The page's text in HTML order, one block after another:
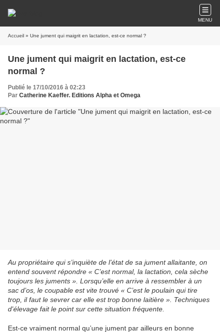
MENU
Accueil » Une jument qui maigrit en lactation, est-ce normal ?
Une jument qui maigrit en lactation, est-ce
normal ?
Publié le 17/10/2016 à 02:23
Par Catherine Kaeffer. Editions Alpha et Omega
Au propriétaire qui s’inquiète de l’état de sa jument allaitante, on
entend souvent répondre « C’est normal, la lactation, cela sèche
toujours les juments ». Lorsqu’elle en arrive à ressembler à un
sac d’os, le coupable est vite trouvé « C’est le poulain qui tire
trop, il faut le sevrer car elle est trop bonne laitière ». Techniques
d'élevage fait le point sur cette situation fréquente.
Est-ce vraiment normal qu’une jument par ailleurs en bonne